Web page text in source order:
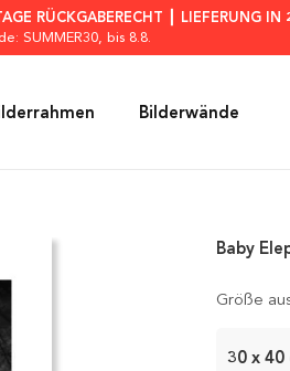
RÜCKGABERECHT ┃ LIEFERUNG IN
SUMMER30, bis 8.8.
Bilderwände
Größe
30 x 40
Baby